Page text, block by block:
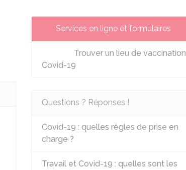
Services en ligne et formulaires
Trouver un lieu de vaccination
Covid-19
Questions ? Réponses !
Covid-19 : quelles règles de prise en
charge ?
Travail et Covid-19 : quelles sont les